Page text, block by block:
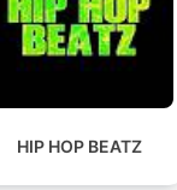
HIP HOP BEATZ